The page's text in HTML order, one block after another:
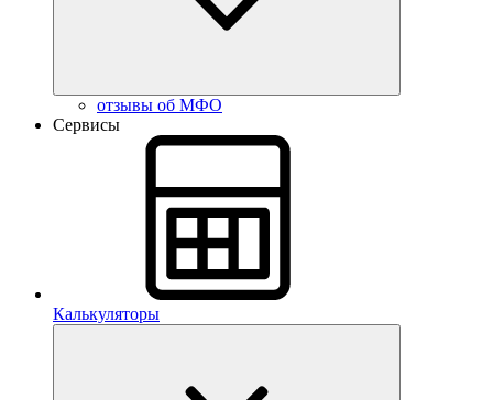
отзывы об МФО
Сервисы
Калькуляторы